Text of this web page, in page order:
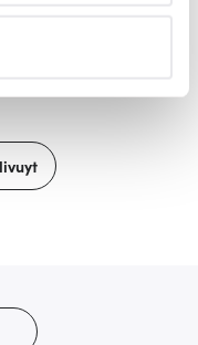
när som
och annonserna
du tycker om. Det
och göra